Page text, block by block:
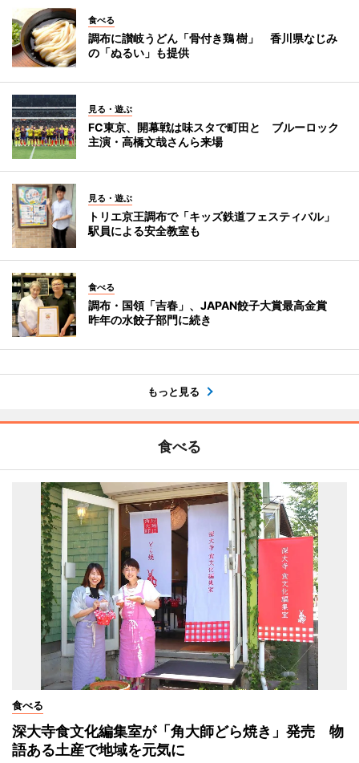
食べる
調布に讃岐うどん「骨付き鶏 樹」 香川県なじみ
の「ぬるい」も提供
見る・遊ぶ
FC東京、開幕戦は味スタで町田と ブルーロック
主演・高橋文哉さんら来場
見る・遊ぶ
トリエ京王調布で「キッズ鉄道フェスティバル」
駅員による安全教室も
食べる
調布・国領「吉春」、JAPAN餃子大賞最高金賞
昨年の水餃子部門に続き
もっと見る
食べる
食べる
深大寺食文化編集室が「角大師どら焼き」発売 物
語ある土産で地域を元気に